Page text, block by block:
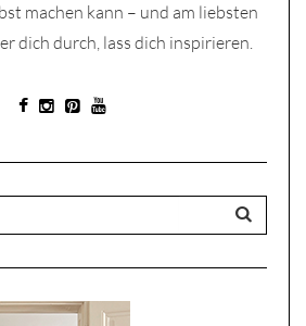
machen kann – und am liebsten
dich durch, lass dich inspirieren.